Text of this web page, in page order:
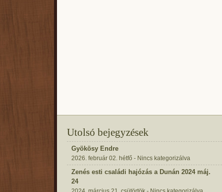
Utolsó bejegyzések
Gyökösy Endre
2026. február 02. hétfő - Nincs kategorizálva
Zenés esti családi hajózás a Dunán 2024 máj.
24